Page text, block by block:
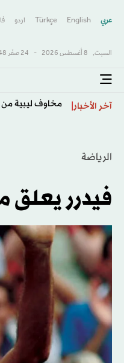
عربي English
Türkçe اردو
السبت, 8 أغسطس 2026 - 24 صفَر 1448 هـ
آخر الأخبار مخاوف ليبية
الرياضة
فيدرر يعلق